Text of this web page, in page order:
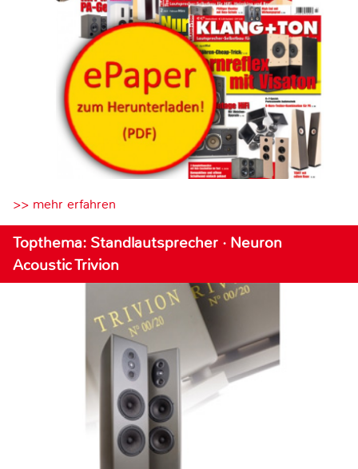
>> mehr erfahren
Topthema: Standlautsprecher · Neuron
Acoustic Trivion